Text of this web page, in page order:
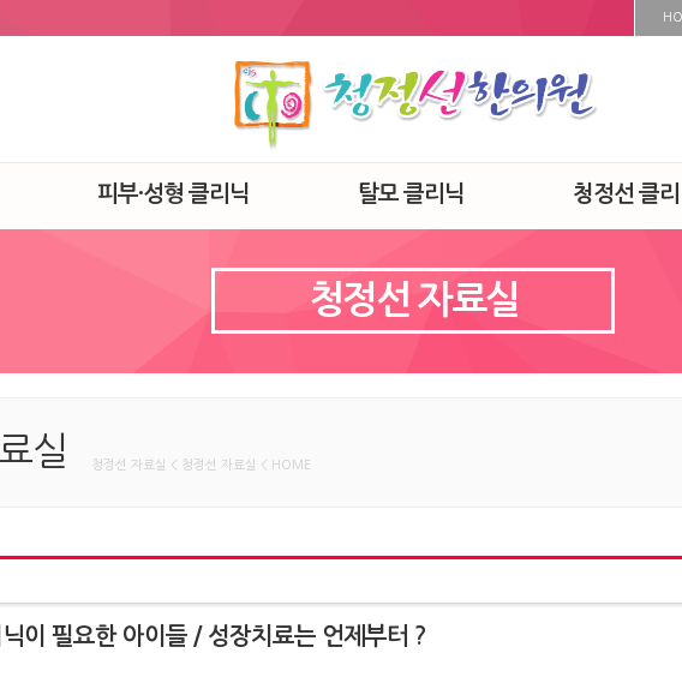
피부·성형 클리닉 탈모 클리닉 청정선 클
청정선 자료실
실 청정선 자료실 < 청정선 자료실 < HOME
이 필요한 아이들 / 성장치료는 언제부터 ?